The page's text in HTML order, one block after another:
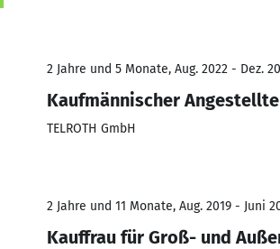
2 Jahre und 5 Monate, Aug. 2022 - Dez.
Kaufmännischer
TELROTH GmbH
2 Jahre und 11 Monate, Aug. 2019 - Juni
Kauffrau für Groß- und